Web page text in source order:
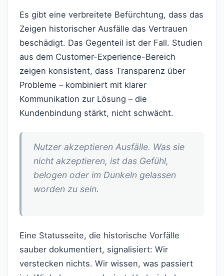
Es gibt eine verbreitete Befürchtung, dass das
Zeigen historischer Ausfälle das Vertrauen
beschädigt. Das Gegenteil ist der Fall. Studien
aus dem Customer-Experience-Bereich
zeigen konsistent, dass Transparenz über
Probleme – kombiniert mit klarer
Kommunikation zur Lösung – die
Kundenbindung stärkt, nicht schwächt.
Nutzer akzeptieren Ausfälle. Was sie
nicht akzeptieren, ist das Gefühl,
belogen oder im Dunkeln gelassen
worden zu sein.
Eine Statusseite, die historische Vorfälle
sauber dokumentiert, signalisiert: Wir
verstecken nichts. Wir wissen, was passiert